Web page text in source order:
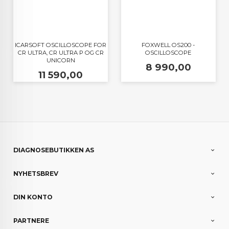
ICARSOFT OSCILLOSCOPE FOR
CR ULTRA, CR ULTRA P OG CR
UNICORN
Pris
11 590,00
FOXWELL OS200 -
OSCILLOSCOPE
Pris
8 990,00
DIAGNOSEBUTIKKEN AS
NYHETSBREV
DIN KONTO
PARTNERE